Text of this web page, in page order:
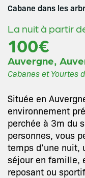
Cabane dans les
La nuit à partir
100€
Auvergne,
Cabanes et Yourtes
Située en
environnement
perchée à 3m du
personnes, vous
temps d’une nuit,
séjour en famille,
reposant ou